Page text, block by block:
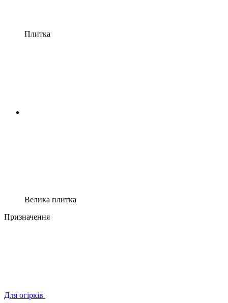
Плитка
Велика плитка
Призначення
Для огірків